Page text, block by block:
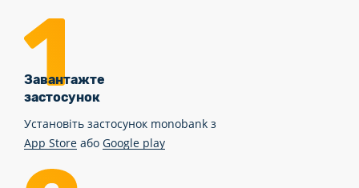
Завантажте
застосунок
Установіть застосунок monobank з
App Store або Google play